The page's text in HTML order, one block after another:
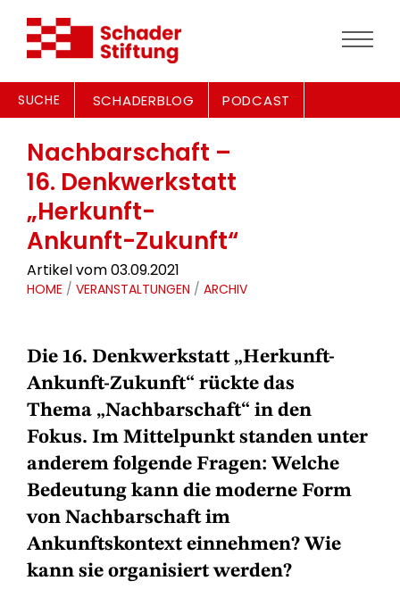
SUCHE SCHADERBLOG PODCAST
Nachbarschaft –
16. Denkwerkstatt
„Herkunft-
Ankunft-Zukunft“
Artikel vom 03.09.2021
HOME / VERANSTALTUNGEN / ARCHIV
Die 16. Denkwerkstatt „Herkunft-
Ankunft-Zukunft“ rückte das
Thema „Nachbarschaft“ in den
Fokus. Im Mittelpunkt standen unter
anderem folgende Fragen: Welche
Bedeutung kann die moderne Form
von Nachbarschaft im
Ankunftskontext einnehmen? Wie
kann sie organisiert werden?